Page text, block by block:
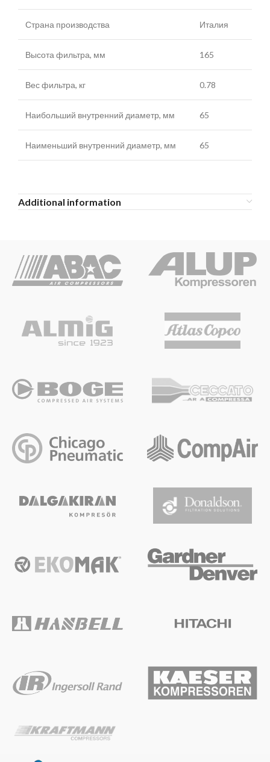
Страна производства Италия
Высота фильтра, мм 165
Вес фильтра, кг 0.78
Наибольший внутренний диаметр, мм 65
Наименьший внутренний диаметр, мм 65
Additional information